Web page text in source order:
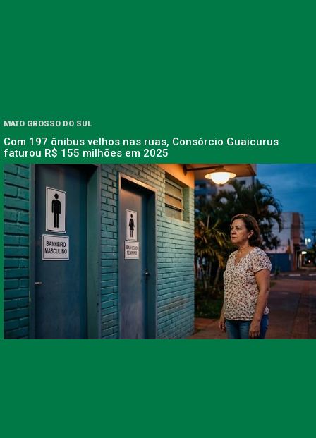
MATO GROSSO DO SUL
Com 197 ônibus velhos nas ruas, Consórcio Guaicurus
faturou R$ 155 milhões em 2025